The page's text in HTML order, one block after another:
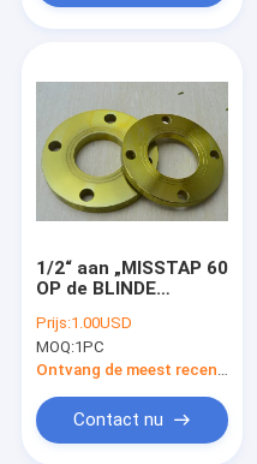
1/2“ aan „MISSTAP 60
OP de BLINDE
B2220 10K SS400
SUS304 SUS316 van
de Staalpijp
Prijs:1.00USD
MOQ:1PC
Contact nu